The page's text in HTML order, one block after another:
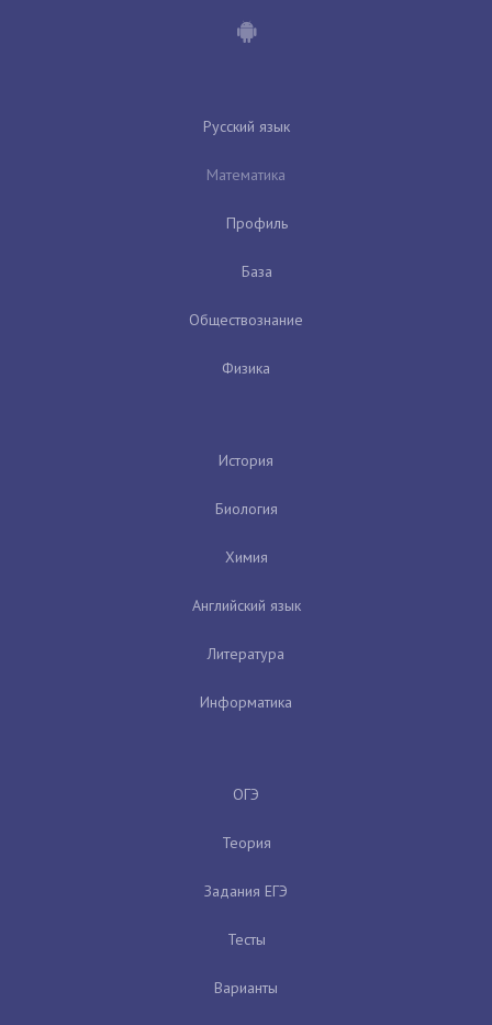
Русский язык
Математика
Профиль
База
Обществознание
Физика
История
Биология
Химия
Английский язык
Литература
Информатика
ОГЭ
Теория
Задания ЕГЭ
Тесты
Варианты